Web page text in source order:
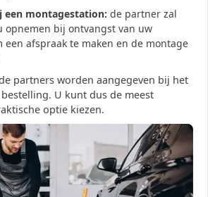
een montagestation: de partner zal
opnemen bij ontvangst van uw
een afspraak te maken en de montage
partners worden aangegeven bij het
U kunt dus de meest
optie kiezen.